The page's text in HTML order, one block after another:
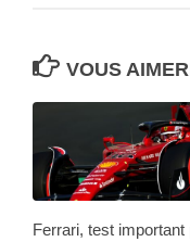
VOUS
Ferrari, test important